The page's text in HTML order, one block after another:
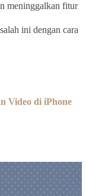
meninggalkan fitur
ini dengan cara
Video di iPhone